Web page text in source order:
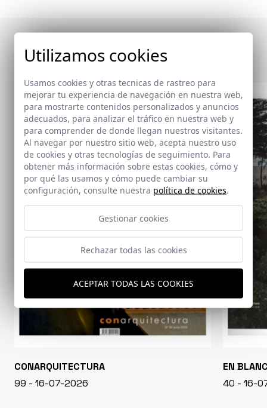
Otras publicaciones
CONARQUITECTURA
99 - 16-07-2026
EN
40 - 16-
Utilizamos cookies
Usamos cookies y otras tecnicas de rastreo para
mejorar tu experiencia de navegación en nuestra web,
para mostrarte contenidos personalizados y anuncios
adecuados, para analizar el tráfico en nuestra web y
para comprender de donde llegan nuestros visitantes.
Al navegar por nuestro sitio web, acepta nuestro uso
de cookies y otras tecnologías de seguimiento. Para
obtener más información sobre estas cookies, cómo y
por qué las usamos y cómo puede cambiar su
configuración, consulte nuestra política de cookies.
Gestionar cookies
Rechazar todas las cookies
ACEPTAR TODAS LAS COOKIES